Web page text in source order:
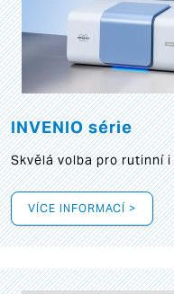
INVENIO série
Skvělá volba pro rutinní
VÍCE INFORMACÍ >